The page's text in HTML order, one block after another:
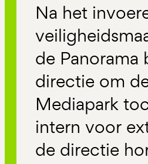
Na het
de
directie om
Mediapark
intern voor
de directie